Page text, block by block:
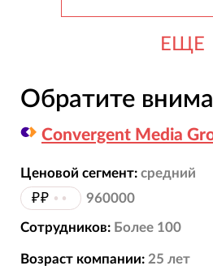
ЕЩЕ
Обратите
Convergent Media
Ценовой сегмент: средний
₽₽ •• 960000
Сотрудников: Более 100
Возраст компании: 25 лет